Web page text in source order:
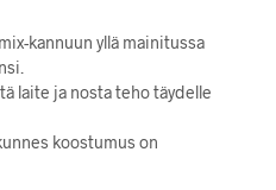
kannuun yllä mainitussa
laite ja nosta teho täydelle
koostumus on